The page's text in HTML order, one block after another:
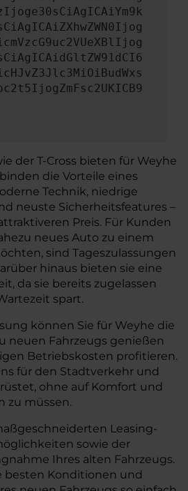
der T-Cross bieten für Weyhe
die Vorteile eines
Technik, niedrige
neuste Sicherheitsfeatures –
Preis. Für Kunden
neues Auto zu einem
sind Tageszulassungen
hinaus bieten sie eine
da sie bereits zugelassen
spart.
können Sie für Weyhe die
neuen Fahrzeugs genießen
Betriebskosten profitieren.
für den Stadtverkehr und
ohne auf Komfort und
zu müssen.
Leasing-
sowie der
Ihres alten Fahrzeugs.
besten Konditionen und